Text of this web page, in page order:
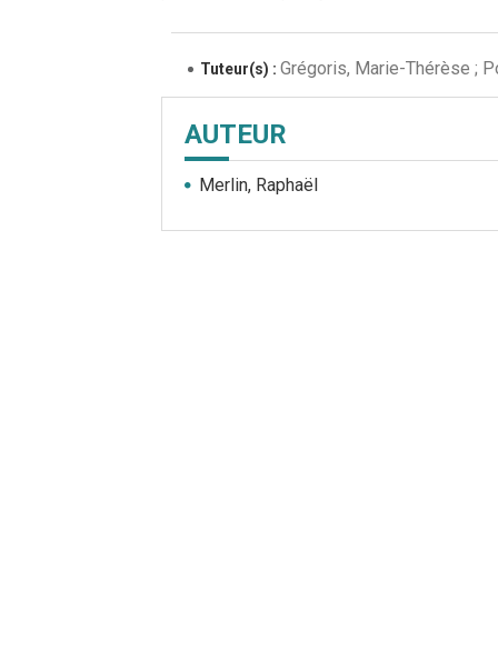
Tuteur(s) : Grégoris, Marie-Thérèse ;
AUTEUR
Merlin, Raphaël